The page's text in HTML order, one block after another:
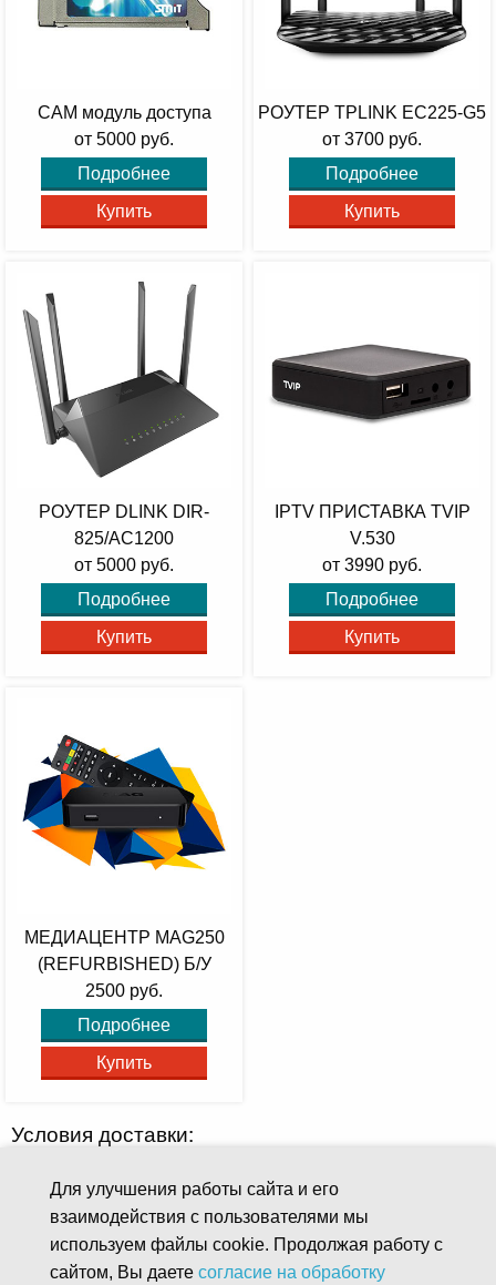
CAM модуль доступа
от 5000 руб.
Подробнее
Купить
РОУТЕР TPLINK EC225-G5
от 3700 руб.
Подробнее
Купить
РОУТЕР DLINK DIR-
825/AC1200
от 5000 руб.
Подробнее
Купить
IPTV ПРИСТАВКА TVIP
V.530
от 3990 руб.
Подробнее
Купить
МЕДИАЦЕНТР MAG250
(REFURBISHED) Б/У
2500 руб.
Подробнее
Купить
Условия доставки:
Для абонентов АТЭЛдоставка с настройкой - 300 руб.
Для улучшения работы сайта и его
взаимодействия с пользователями мы
используем файлы cookie. Продолжая работу с
сайтом, Вы даете согласие на обработку